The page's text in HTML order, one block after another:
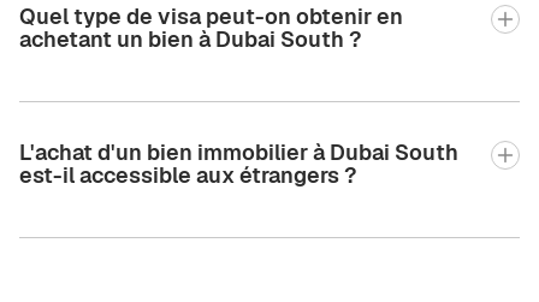
Quel type de visa peut-on obtenir en
achetant un bien à Dubai South ?
L'achat d'un bien immobilier à Dubai South
est-il accessible aux étrangers ?